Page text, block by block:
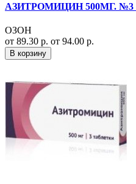
АЗИТРОМИЦИН 500МГ.
ОЗОН
от 89.30 р. от 94.00 р.
В корзину